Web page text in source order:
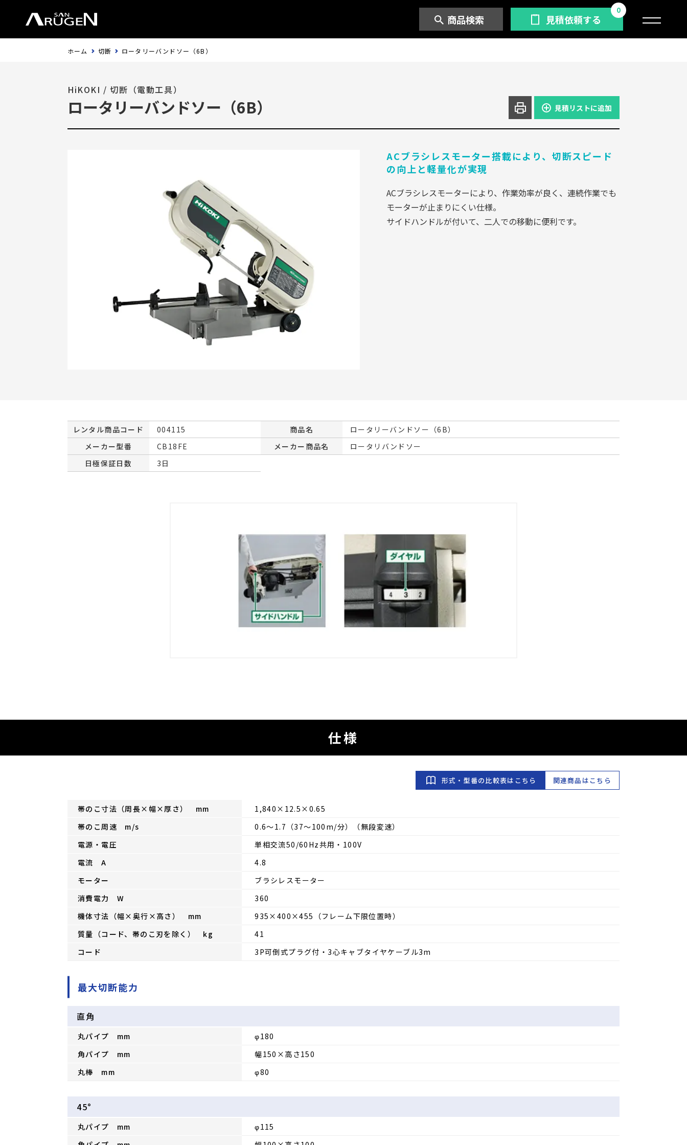
商品検索 見積依頼する
0
ホーム 切断 ロータリーバンドソー（6B）
HiKOKI /切断（電動工具）
ロータリーバンドソー（6B） 見積リストに追加
ACブラシレスモーター搭載により、切断スピード
の向上と軽量化が実現
ACブラシレスモーターにより、作業効率が良く、連続作業でも
モーターが止まりにくい仕様。
サイドハンドルが付いて、二人での移動に便利です。
レンタル商品コード 004115 商品名
ロータリーバンドソー（6B）
メーカー型番
CB18FE メーカー商品名
ロータリバンドソー
日極保証日数
3日
仕様
形式・型番の比較表はこちら 関連商品はこちら
帯のこ寸法（周長×幅×厚さ） mm
1,840×12.5×0.65
帯のこ周速 m/s
0.6〜1.7（37〜100m/分）（無段変速）
電源・電圧
単相交流50/60Hz共用・100V
電流 A
4.8
モーター
ブラシレスモーター
消費電力 W
360
機体寸法（幅×奥行×高さ） mm
935×400×455（フレーム下限位置時）
質量（コード、帯のこ刃を除く） kg
41
コード
3P可倒式プラグ付・3心キャブタイヤケーブル3m
最大切断能力
直角
丸パイプ mm
φ180
角パイプ mm
幅150×高さ150
丸棒 mm
φ80
45°
丸パイプ mm
φ115